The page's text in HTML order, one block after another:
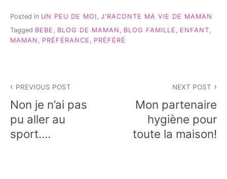
Posted in UN PEU DE MOI, J'RACONTE MA VIE DE MAMAN
Tagged BEBE BLOG DE MAMAN BLOG FAMILLE ENFANT
MAMAN
PRÉFÉRANCE PRÉFÉRÉ
de
l’article
PREVIOUS POST
Non je n’ai pas
pu aller au
sport….
NEXT POST
Mon partenaire
hygiène pour
toute la maison!